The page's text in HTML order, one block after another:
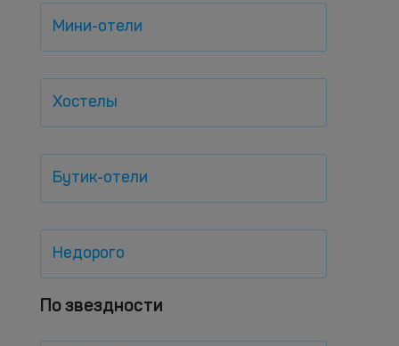
Мини-отели
Хостелы
Бутик-отели
Недорого
По звездности